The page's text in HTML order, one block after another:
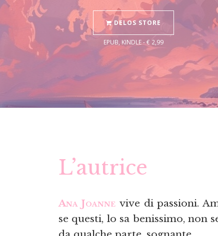
DELOS STORE
EPUB, KINDLE - € 2,99
L’autrice
Ana Joannevive di passioni.
se questi, lo sa benissimo, non